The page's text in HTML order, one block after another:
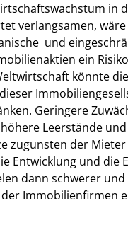
in
verlangsamen,
 und
ein
könnte die
Geringere
Leerstände
zugunsten der
Entwicklung und die
dann schwerer
Immobilienfirmen